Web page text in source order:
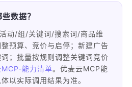
数据？
动/组/关键词/搜索词/商品维
预算、竞价与启停；新建广告
；批量按规则调整关键词竞价
能力清单。优麦云MCP能
以实际调用结果为准。